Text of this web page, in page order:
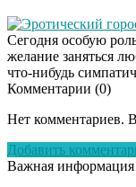
Эротический
Сегодня особую
желание заняться
что-нибудь
Комментарии (0)
Нет комментариев.
Добавить
Важная информация